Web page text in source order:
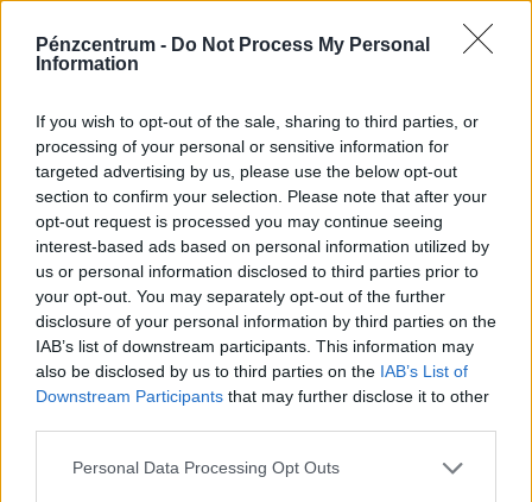
Pénzcentrum - Do Not Process My Personal
Information
If you wish to opt-out of the sale, sharing to third parties, or
processing of your personal or sensitive information for
targeted advertising by us, please use the below opt-out
section to confirm your selection. Please note that after your
opt-out request is processed you may continue seeing
interest-based ads based on personal information utilized by
us or personal information disclosed to third parties prior to
your opt-out. You may separately opt-out of the further
disclosure of your personal information by third parties on the
IAB’s list of downstream participants. This information may
also be disclosed by us to third parties on the IAB’s List of
Downstream Participants that may further disclose it to other
Personal Data Processing Opt Outs
Atomerőműnél: alig tizedét termeli a
Enyhülni látszik a Paksi Atomerőművet veszélyeztető
helyzet: a Duna vízszintje Paksnál az elmúlt egy napban
három centimétert emelkedett.